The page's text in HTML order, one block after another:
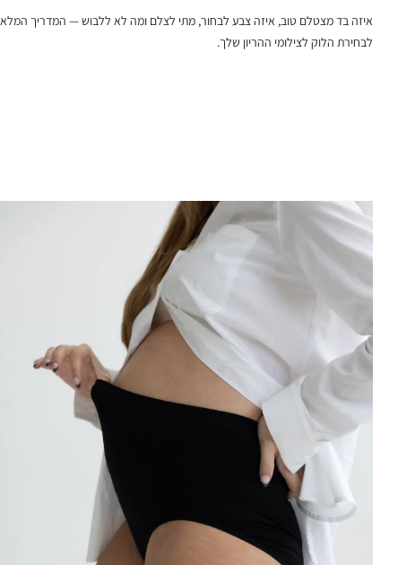
איזה בד מצטלם טוב, איזה צבע לבחור, מתי לצלם ומה לא ללבוש — המדריך המלא
לבחירת הלוק לצילומי ההריון שלך.